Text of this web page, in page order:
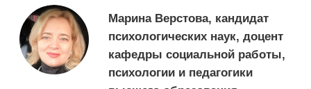
Марина Верстова, кандидат
психологических наук, доцент
кафедры социальной работы,
психологии и педагогики